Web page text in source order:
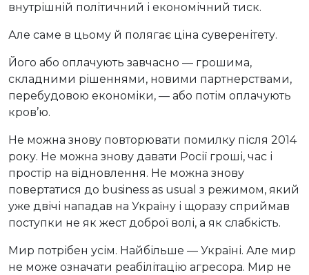
внутрішній політичний і економічний тиск.
Але саме в цьому й полягає ціна суверенітету.
Його або оплачують завчасно — грошима,
складними рішеннями, новими партнерствами,
перебудовою економіки, — або потім оплачують
кров’ю.
Не можна знову повторювати помилку після 2014
року. Не можна знову давати Росії гроші, час і
простір на відновлення. Не можна знову
повертатися до business as usual з режимом, який
уже двічі нападав на Україну і щоразу сприймав
поступки не як жест доброї волі, а як слабкість.
Мир потрібен усім. Найбільше — Україні. Але мир
не може означати реабілітацію агресора. Мир не